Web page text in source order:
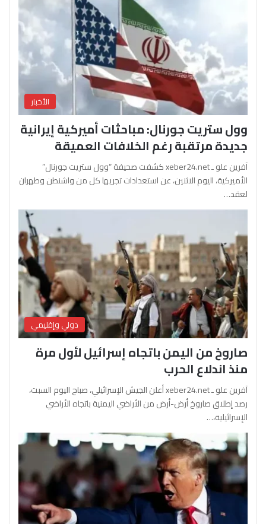
الأخبار
وول ستريت جورنال: مباحثات أميركية إيرانية
جديدة مرتقبة رغم الخلافات العميقة
آفرين علو ـ xeber24.net كشفت صحيفة “وول ستريت جورنال”
الأميركية، اليوم الاثنين، عن استعدادات تجريها كل من واشنطن وطهران
لعقد…
دولي وإقليمي
صاروخ من اليمن باتجاه إسرائيل لأول مرة
منذ اندلاع الحرب
آفرين علو ـ xeber24.net أعلن الجيش الإسرائيلي، صباح اليوم السبت،
رصد إطلاق صاروخ أرض-أرض من الأراضي اليمنية باتجاه الأراضي
الإسرائيلية،…